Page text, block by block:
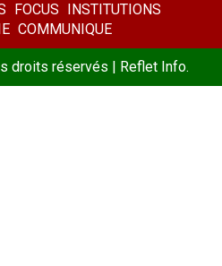
FOCUS INSTITUTIONS
COMMUNIQUE
droits réservés | Reflet Info.